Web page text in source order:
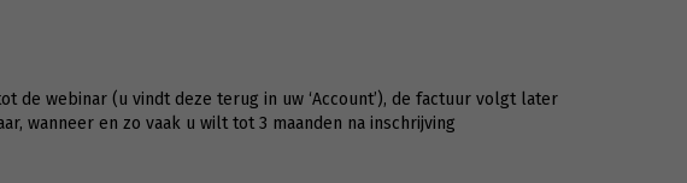
de webinar (u vindt deze terug in uw ‘Account’), de factuur volgt later
wanneer en zo vaak u wilt tot 3 maanden na inschrijving